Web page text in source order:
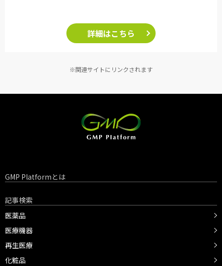
詳細はこちら
※関連サイトにリンクされます
GMP Platformとは
記事検索
医薬品
医療機器
再生医療
化粧品